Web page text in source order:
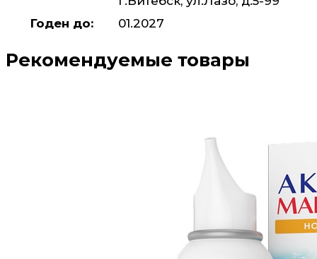
Годен до:
01.2027
Рекомендуемые товары